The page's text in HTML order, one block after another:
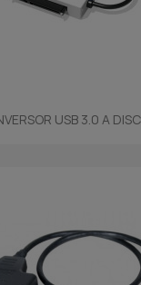
USB 3.0 A